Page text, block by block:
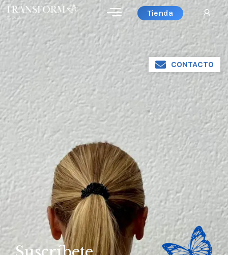
Tienda
CONTACTO